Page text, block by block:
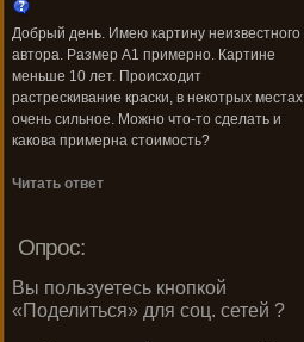
Добрый день. Имею картину неизвестного
автора. Размер А1 примерно. Картине
меньше 10 лет. Происходит
растрескивание краски, в некотрых местах
очень сильное. Можно что-то сделать и
какова примерна стоимость?
Читать ответ
Опрос:
Вы пользуетесь кнопкой
«Поделиться» для соц. сетей ?